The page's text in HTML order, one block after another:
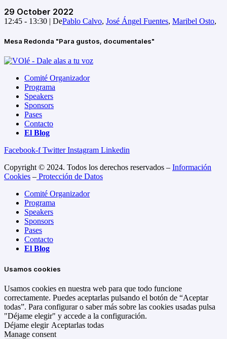
29 October 2022
12:45 - 13:30 | DePablo Calvo, José Ángel Fuentes, Maribel Osto,
Mesa Redonda "Para gustos, documentales"
Comité Organizador
Programa
Speakers
Sponsors
Pases
Contacto
El Blog
Facebook-f Twitter Instagram Linkedin
Copyright © 2024. Todos los derechos reservados – Información
Cookies – Protección de Datos
Comité Organizador
Programa
Speakers
Sponsors
Pases
Contacto
El Blog
Usamos cookies
Usamos cookies en nuestra web para que todo funcione
correctamente. Puedes aceptarlas pulsando el botón de “Aceptar
todas”. Para configurar o saber más sobre las cookies usadas pulsa
"Déjame elegir" y accede a la configuración.
Déjame elegir Aceptarlas todas
Manage consent